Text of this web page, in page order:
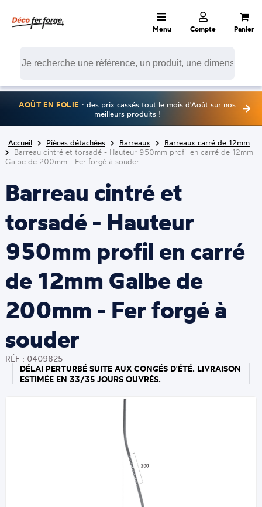
Menu Compte Panier
AOÛT EN FOLIE : des prix cassés tout le mois d'Août sur nos
meilleurs produits !
Accueil Pièces détachées Barreaux
Barreaux carré de 12mm
Barreau cintré et torsadé - Hauteur 950mm profil en carré de 12mm
Galbe de 200mm - Fer forgé à souder
Barreau cintré et
torsadé - Hauteur
950mm profil en carré
de 12mm Galbe de
200mm - Fer forgé à
souder
RÉF : 0409825
DÉLAI PERTURBÉ SUITE AUX CONGÉS D'ÉTÉ. LIVRAISON
ESTIMÉE EN 33/35 JOURS OUVRÉS.